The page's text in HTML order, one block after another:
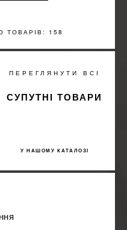
ТОВАРІВ: 158
ПЕРЕГЛЯНУТИ ВСІ
У НАШОМУ КАТАЛОЗІ
СУПУТНІ ТОВАРИ